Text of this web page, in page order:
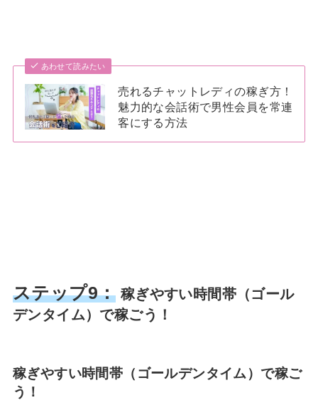
あわせて読みたい
売れるチャットレディの稼ぎ方！
魅力的な会話術で男性会員を常連
客にする方法
ステップ9： 稼ぎやすい時間帯（ゴール
デンタイム）で稼ごう！
稼ぎやすい時間帯（ゴールデンタイム）で稼ご
う！